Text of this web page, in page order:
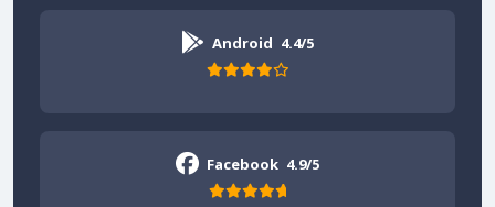
Android 4.4/5
Facebook 4.9/5